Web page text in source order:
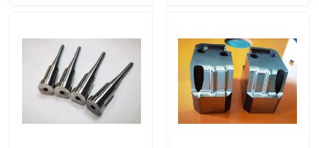
Sobre nós
Excursão da fábrica